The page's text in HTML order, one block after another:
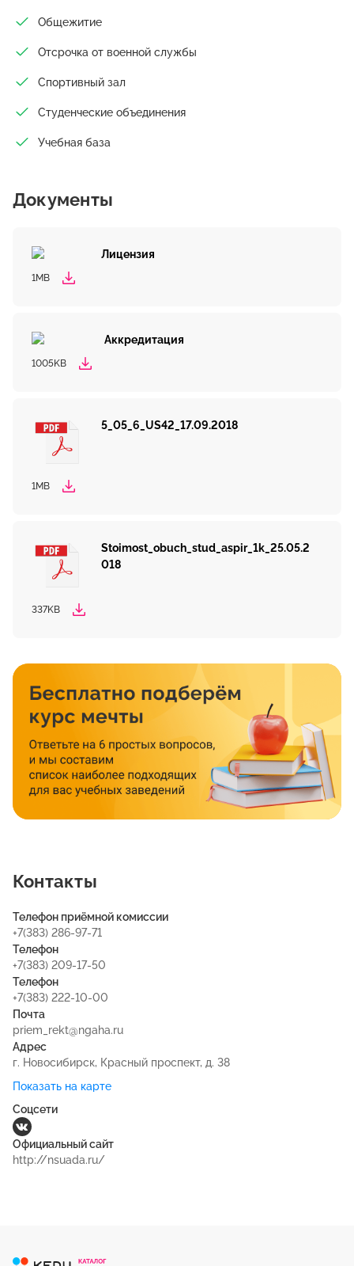
Ю.М. Косова. В 2018 году Новосибирский государственный
лауреатом национального конкурса «100 лучших
образовательных учреждений Российской
Федерации-2018» в номинации «За высокое качество
образовательных услуг» с присуждением диплома и медали
Федерации-2018».
Общежитие
Отсрочка от военной службы
Спортивный зал
Студенческие объединения
Учебная база
Документы
Лицензия
1MB
Аккредитация
1005KB
5_05_6_US42_17.09.2018
1MB
Stoimost_obuch_stud_aspir_1k_25.05.2
018
337KB
Контакты
Телефон приёмной комиссии
+7(383) 286-97-71
Телефон
+7(383) 209-17-50
Телефон
+7(383) 222-10-00
Почта
priem_rekt@ngaha.ru
Адрес
г. Новосибирск, Красный проспект, д. 38
Показать на карте
Соцсети
Официальный сайт
http://nsuada.ru/